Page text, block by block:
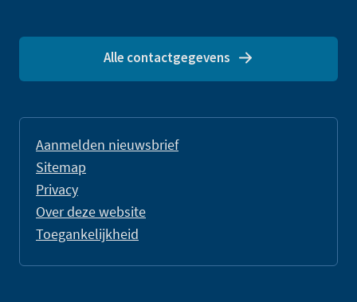
Alle contactgegevens
Aanmelden nieuwsbrief
Sitemap
Privacy
Over deze website
Toegankelijkheid